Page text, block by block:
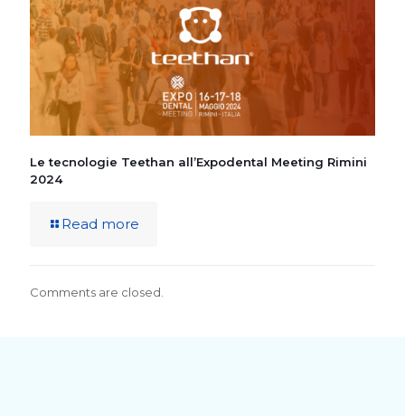
Le tecnologie Teethan all’Expodental Meeting Rimini
2024
Read more
Comments are closed.